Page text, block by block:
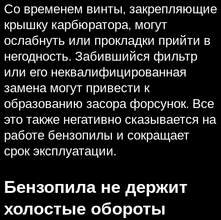
Со временем винты, закрепляющие
крышку карбюратора, могут
ослабнуть или прокладки прийти в
негодность. Забившийся фильтр
или его неквалифицированная
замена могут привести к
образованию засора форсунок. Все
это также негативно сказывается на
работе бензопилы и сокращает
срок эксплуатации.
Бензопила не держит
холостые обороты